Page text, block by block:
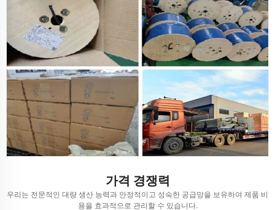
가격 경쟁력
우리는 전문적인 대량 생산 능력과 안정적이고 성숙한 공급망을 보유하여 제품 비
용을 효과적으로 관리할 수 있습니다.